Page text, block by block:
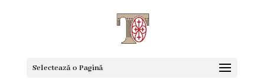
Selectează o Pagină